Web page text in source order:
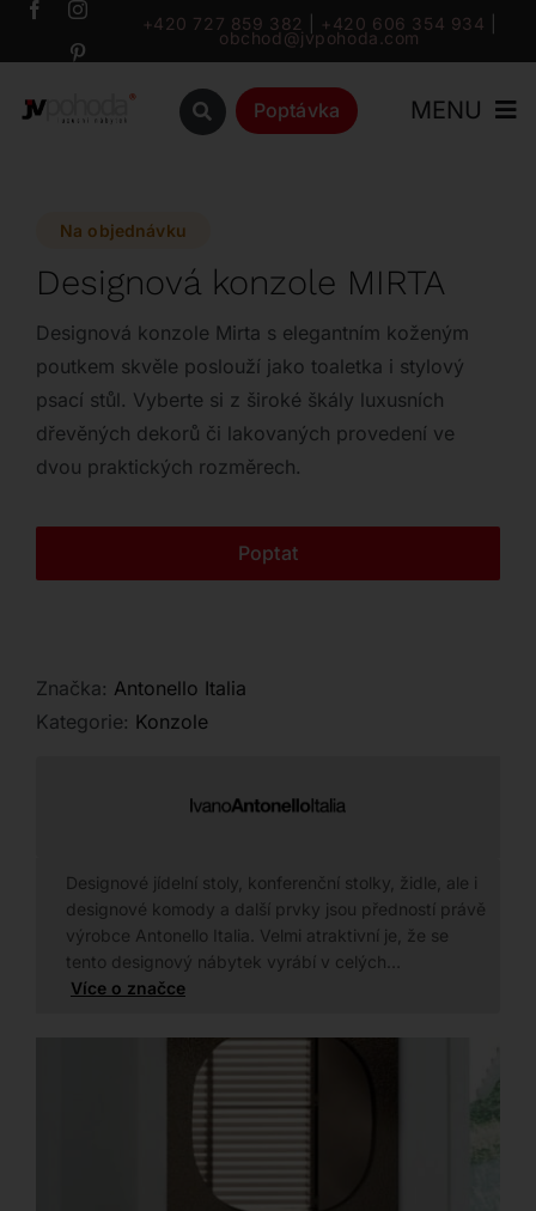
Přeskočit
+420 727 859 382 +420 606 354 934
obchod@jvpohoda.com
Poptávka MENU
Katalog
Značky
Outlet
Kontakt
Na objednávku
Designová konzole MIRTA
Designová konzole Mirta s elegantním koženým
poutkem skvěle poslouží jako toaletka i stylový
psací stůl. Vyberte si z široké škály luxusních
dřevěných dekorů či lakovaných provedení ve
dvou praktických rozměrech.
Poptat
Značka: Antonello Italia
Kategorie: Konzole
Designové jídelní stoly, konferenční stolky, židle, ale i
designové komody a další prvky jsou předností právě
výrobce Antonello Italia. Velmi atraktivní je, že se
tento designový nábytek vyrábí v celých…
Více o značce